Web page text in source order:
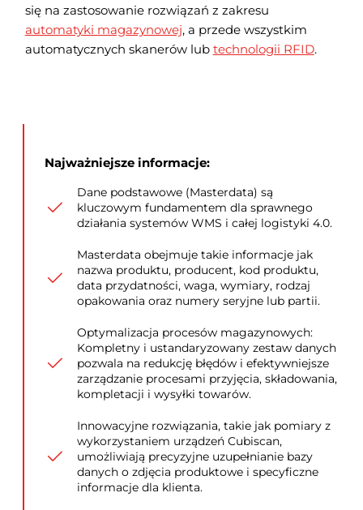
się na zastosowanie rozwiązań z zakresu
automatyki magazynowej, a przede wszystkim
automatycznych skanerów lub technologii RFID.
Najważniejsze informacje:
Dane podstawowe (Masterdata) są
kluczowym fundamentem dla sprawnego
działania systemów WMS i całej logistyki 4.0.
Masterdata obejmuje takie informacje jak
nazwa produktu, producent, kod produktu,
data przydatności, waga, wymiary, rodzaj
opakowania oraz numery seryjne lub partii.
Optymalizacja procesów magazynowych:
Kompletny i ustandaryzowany zestaw danych
pozwala na redukcję błędów i efektywniejsze
zarządzanie procesami przyjęcia, składowania,
kompletacji i wysyłki towarów.
Innowacyjne rozwiązania, takie jak pomiary z
wykorzystaniem urządzeń Cubiscan,
umożliwiają precyzyjne uzupełnianie bazy
danych o zdjęcia produktowe i specyficzne
informacje dla klienta.